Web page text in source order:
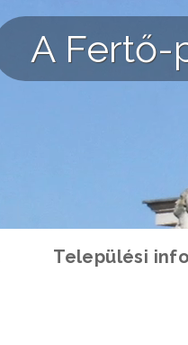
A Fertő-
Települési